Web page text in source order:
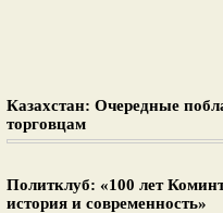
Казахстан: Очередные
торговцам
Политклуб: «100 лет
история и современность»